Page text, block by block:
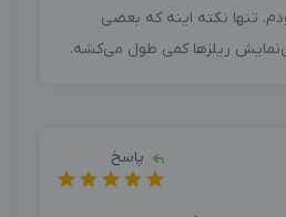
تنها نکته اینه که بعضی
ریلزها کمی طول می‌کشه.
پاسخ